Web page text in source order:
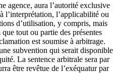
agence, aura l’autorité exclusive
l’interprétation, l’applicabilité ou
d’utilisation, y compris, mais
tout ou partie des présentes
est soumise à arbitrage.
subvention qui serait disponible
La sentence arbitrale sera par
être revêtue de l’exéquatur par